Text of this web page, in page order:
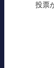
投票